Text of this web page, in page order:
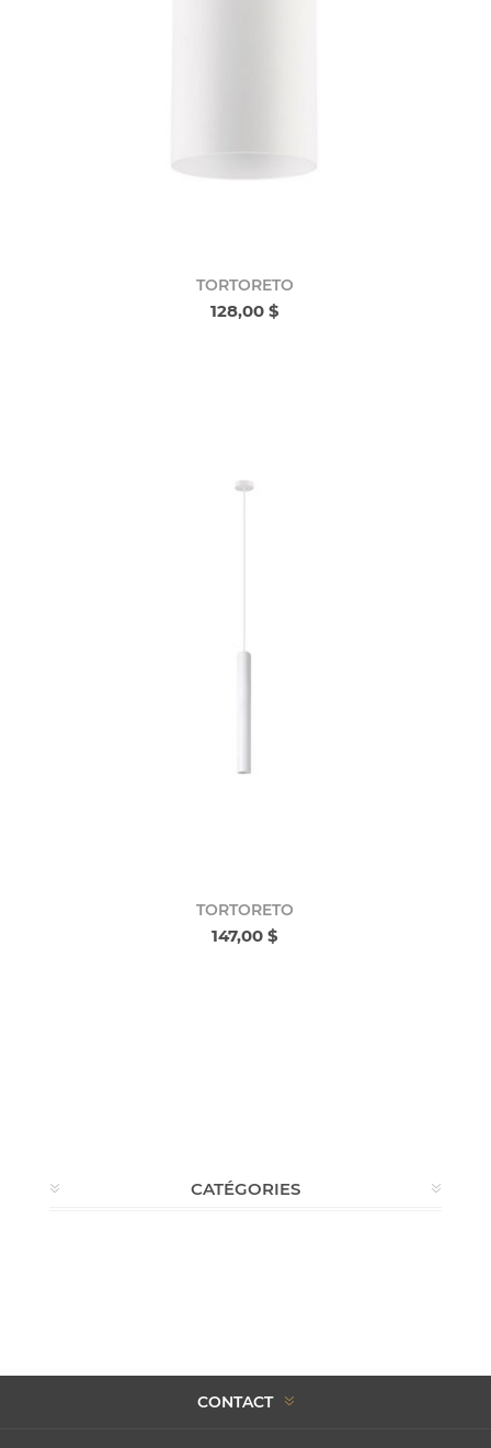
TORTORETO
128,00 $
TORTORETO
147,00 $
CATÉGORIES
CONTACT